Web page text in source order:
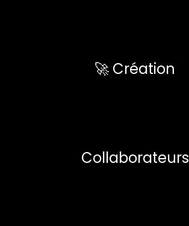
🚀 Création
Collaborateurs